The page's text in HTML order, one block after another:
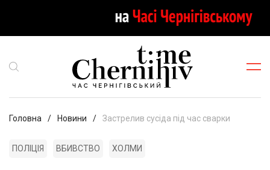
Головна Новини Застрелив сусіда під час сварки
ПОЛІЦІЯ ВБИВСТВО ХОЛМИ